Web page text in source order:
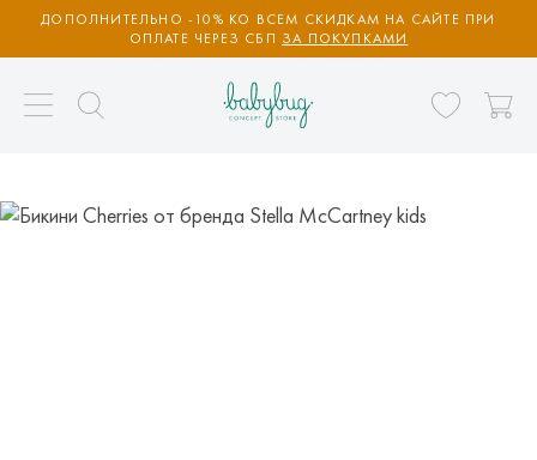
ДОПОЛНИТЕЛЬНО -10% КО ВСЕМ СКИДКАМ НА САЙТЕ ПРИ
ОПЛАТЕ ЧЕРЕЗ СБП ЗА ПОКУПКАМИ